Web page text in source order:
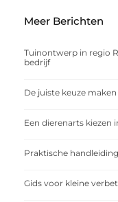
Meer Berichten
Tuinontwerp in regio
bedrijf
De juiste keuze
Een dierenarts kiezen
Praktische
Gids voor kleine